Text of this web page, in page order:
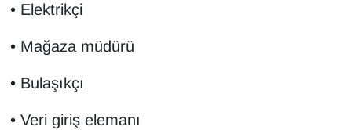
• Elektrikçi
• Mağaza müdürü
• Bulaşıkçı
• Veri giriş elemanı